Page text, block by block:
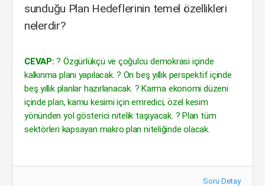
sunduğu Plan Hedeflerinin temel özellikleri
nelerdir?
CEVAP: ? Özgürlükçü ve çoğulcu demokrasi içinde
kalkınma planı yapılacak. ? On beş yıllık perspektif içinde
beş yıllık planlar hazırlanacak. ? Karma ekonomi düzeni
içinde plan, kamu kesimi için emredici, özel kesim
yönünden yol gösterici nitelik taşıyacak. ? Plan tüm
sektörleri kapsayan makro plan niteliğinde olacak.
Soru Detay